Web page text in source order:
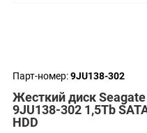
Парт-номер:9JU138-302
Жесткий диск Seagate
9JU138-302 1,5Tb
HDD